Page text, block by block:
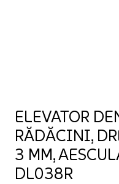
ELEVATOR
RĂDĂCINI,
3 MM,
DL038R